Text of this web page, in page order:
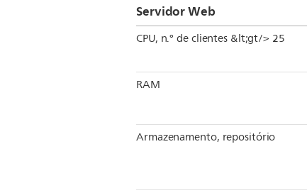
Servidor Web
CPU, n.° de clientes &lt;gt/> 25
RAM
Armazenamento, repositório